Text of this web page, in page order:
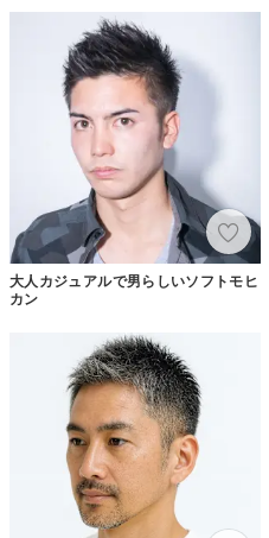
大人カジュアルで男らしいソフトモヒ
カン